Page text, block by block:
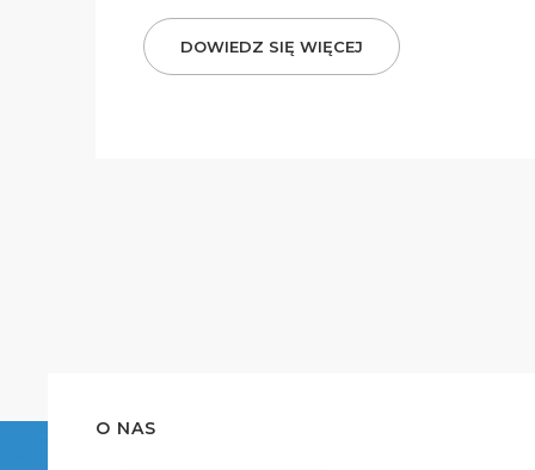
DOWIEDZ SIĘ WIĘCEJ
O NAS